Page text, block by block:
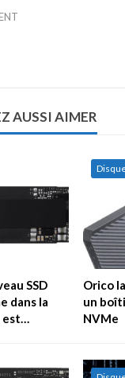
AUSSI AIMER
SSD
dans la
Orico
un
NVMe